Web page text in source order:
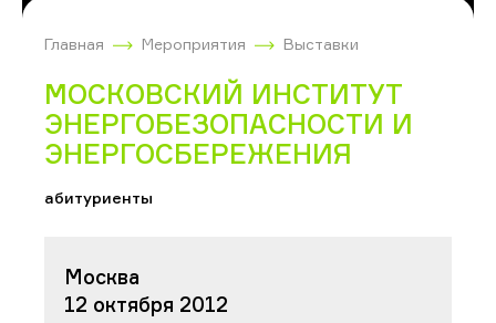
Главная Мероприятия Выставки
МОСКОВСКИЙ ИНСТИТУТ
ЭНЕРГОБЕЗОПАСНОСТИ И
ЭНЕРГОСБЕРЕЖЕНИЯ
абитуриенты
Москва
12 октября 2012